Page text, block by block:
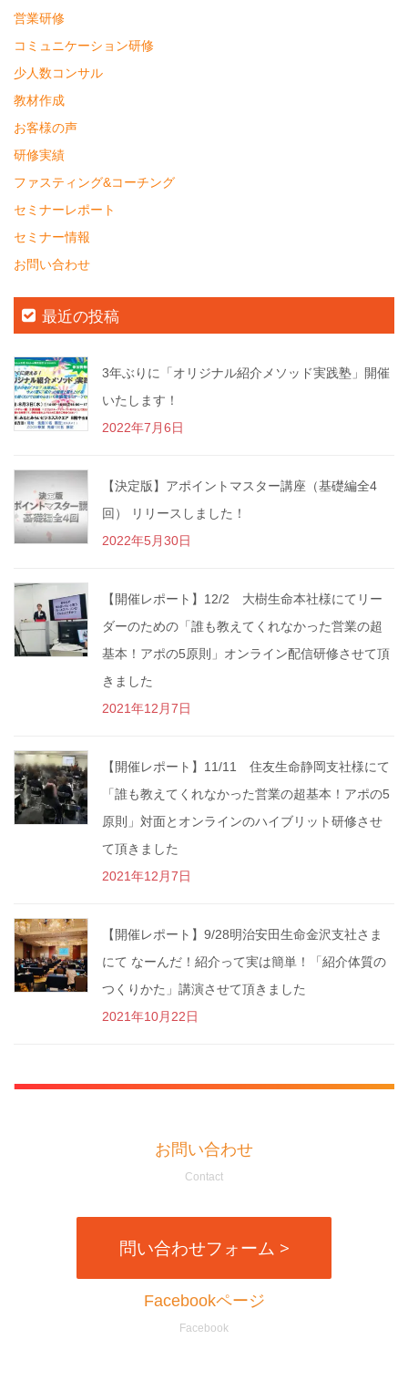
営業研修
コミュニケーション研修
少人数コンサル
教材作成
お客様の声
研修実績
ファスティング&コーチング
セミナーレポート
セミナー情報
お問い合わせ
最近の投稿
3年ぶりに「オリジナル紹介メソッド実践塾」開催
いたします！
2022年7月6日
【決定版】アポイントマスター講座（基礎編全4
回） リリースしました！
2022年5月30日
【開催レポート】12/2 大樹生命本社様にてリー
ダーのための「誰も教えてくれなかった営業の超
基本！アポの5原則」オンライン配信研修させて頂
きました
2021年12月7日
【開催レポート】11/11 住友生命静岡支社様にて
「誰も教えてくれなかった営業の超基本！アポの5
原則」対面とオンラインのハイブリット研修させ
て頂きました
2021年12月7日
【開催レポート】9/28明治安田生命金沢支社さま
にて なーんだ！紹介って実は簡単！「紹介体質の
つくりかた」講演させて頂きました
2021年10月22日
お問い合わせ
Contact
問い合わせフォーム >
Facebookページ
Facebook